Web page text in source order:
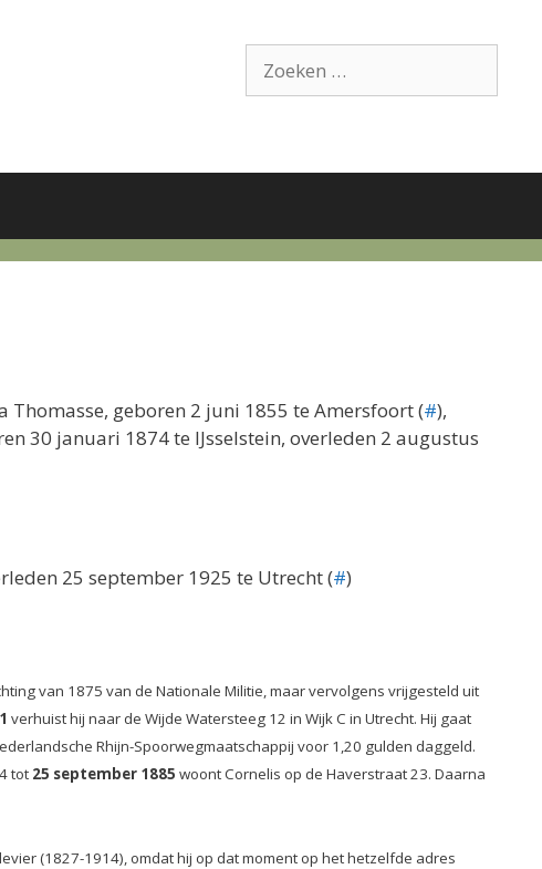
naar:
Thomasse, geboren 2 juni 1855 te Amersfoort (#),
30 januari 1874 te IJsselstein, overleden 2 augustus
25 september 1925 te Utrecht (#)
van 1875 van de Nationale Militie, maar vervolgens vrijgesteld uit
verhuist hij naar de Wijde Watersteeg 12 in Wijk C in Utrecht. Hij gaat
Rhijn-Spoorwegmaatschappij voor 1,20 gulden daggeld.
tot 25 september 1885 woont Cornelis op de Haverstraat 23. Daarna
(1827-1914), omdat hij op dat moment op het hetzelfde adres